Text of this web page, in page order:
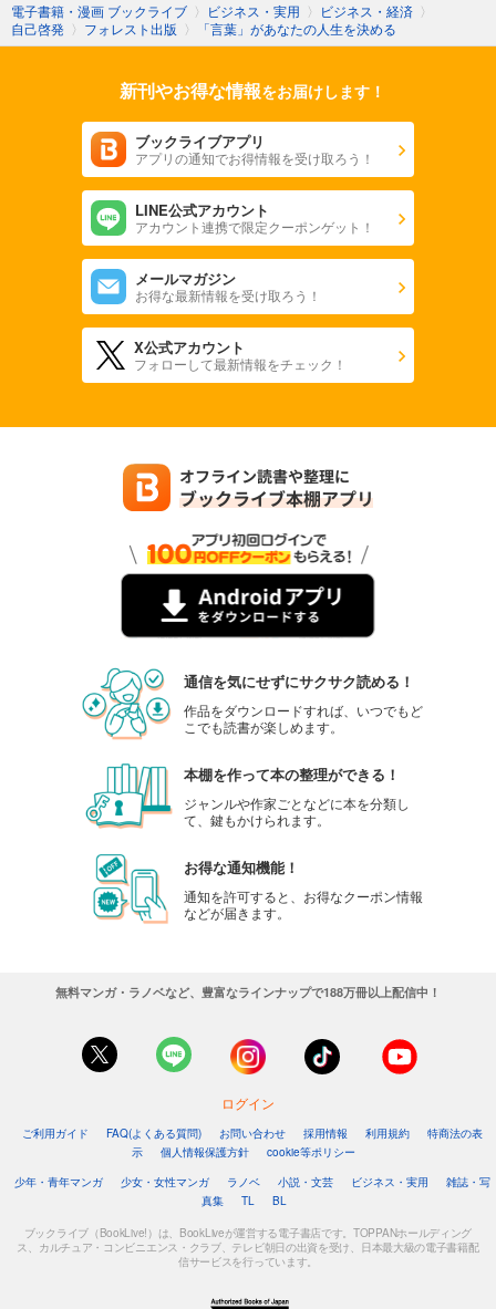
電子書籍・漫画 ブックライブ 〉 ビジネス・実用 〉 ビジネス・経済 〉
自己啓発 〉 フォレスト出版 〉 「言葉」があなたの人生を決める
新刊やお得な情報をお届けします！
ブックライブアプリ
アプリの通知でお得情報を受け取ろう！
LINE公式アカウント
アカウント連携で限定クーポンゲット！
メールマガジン
お得な最新情報を受け取ろう！
X公式アカウント
フォローして最新情報をチェック！
通信を気にせずにサクサク読める！
作品をダウンロードすれば、いつでもど
こでも読書が楽しめます。
本棚を作って本の整理ができる！
ジャンルや作家ごとなどに本を分類し
て、鍵もかけられます。
お得な通知機能！
通知を許可すると、お得なクーポン情報
などが届きます。
無料マンガ・ラノベなど、豊富なラインナップで188万冊以上配信中！
ログイン
ご利用ガイド FAQ(よくある質問) お問い合わせ 採用情報 利用規約
特商法の表
示
個人情報保護方針
cookie等ポリシー
少年・青年マンガ
少女・女性マンガ ラノベ 小説・文芸 ビジネス・実用
雑誌・写
真集
TL BL
ブックライブ（BookLive!）は、BookLiveが運営する電子書店です。TOPPANホールディング
ス、カルチュア・コンビニエンス・クラブ、テレビ朝日の出資を受け、日本最大級の電子書籍配
信サービスを行っています。